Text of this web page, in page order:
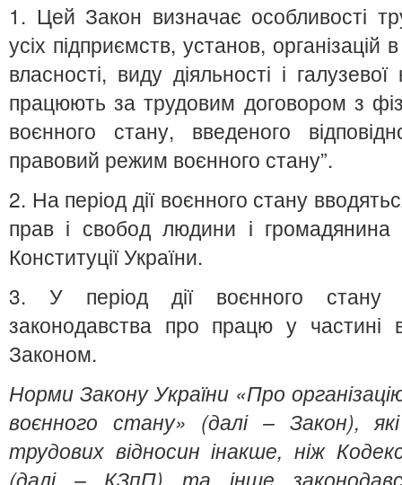
1. Цей Закон визначає особливості
усіх підприємств, установ,
власності, виду діяльності і
працюють за трудовим договором з
воєнного стану, введеного
правовий режим воєнного стану”.
2. На період дії воєнного стану
прав і свобод людини і громадянина
Конституції України.
3. У період дії воєнного стану
законодавства про працю у частині
Законом.
Норми Закону України «Про
воєнного стану» (далі – Закон),
трудових відносин інакше, ніж
(далі – КЗпП) та інше